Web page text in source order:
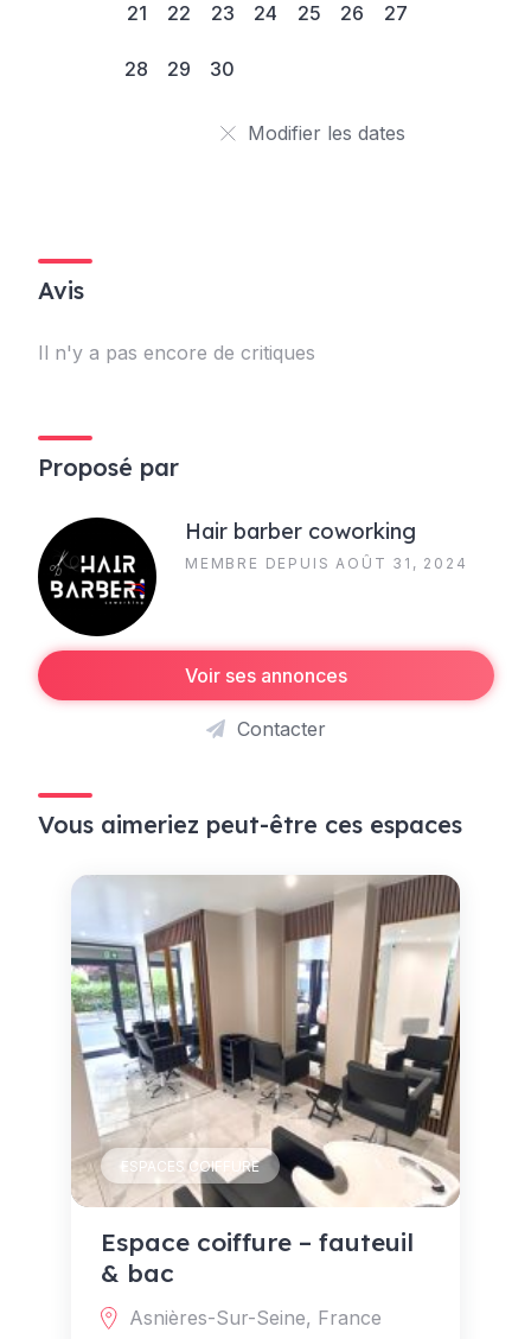
21 22 23 24 25 26 27
28 29 30
Modifier les dates
Avis
Il n'y a pas encore de critiques
Proposé par
Hair barber coworking
MEMBRE DEPUIS AOÛT 31, 2024
Voir ses annonces
Contacter
Vous aimeriez peut-être ces espaces
ESPACES COIFFURE
Espace coiffure – fauteuil
& bac
Asnières-Sur-Seine, France